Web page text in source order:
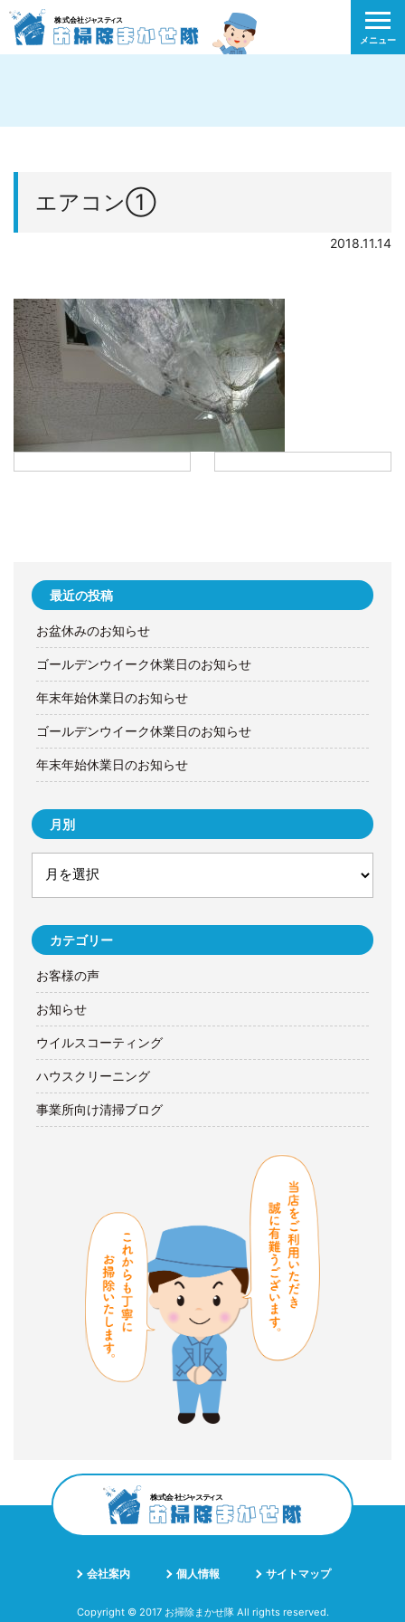
メニュー
エアコン①
2018.11.14
最近の投稿
お盆休みのお知らせ
ゴールデンウイーク休業日のお知らせ
年末年始休業日のお知らせ
ゴールデンウイーク休業日のお知らせ
年末年始休業日のお知らせ
月別
カテゴリー
お客様の声
お知らせ
ウイルスコーティング
ハウスクリーニング
事業所向け清掃ブログ
会社案内 個人情報 サイトマップ
Copyright © 2017 お掃除まかせ隊 All rights reserved.